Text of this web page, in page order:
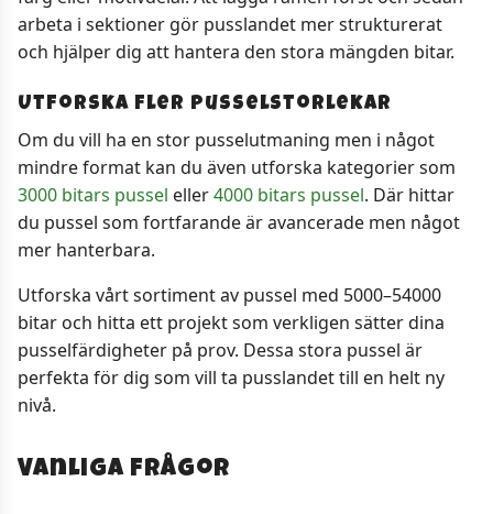
arbeta i sektioner gör pusslandet mer strukturerat
och hjälper dig att hantera den stora mängden bitar.
Utforska fler pusselstorlekar
Om du vill ha en stor pusselutmaning men i något
mindre format kan du även utforska kategorier som
3000 bitars pussel eller4000 bitars pussel. Där hittar
du pussel som fortfarande är avancerade men något
mer hanterbara.
Utforska vårt sortiment av pussel med 5000–54000
bitar och hitta ett projekt som verkligen sätter dina
pusselfärdigheter på prov. Dessa stora pussel är
perfekta för dig som vill ta pusslandet till en helt ny
nivå.
Vanliga frågor